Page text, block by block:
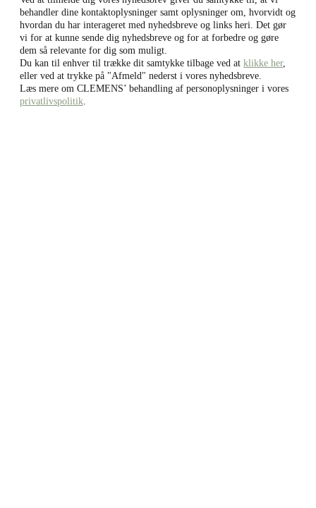
behandler dine kontaktoplysninger samt oplysninger om, hvorvidt og
hvordan du har interageret med nyhedsbreve og links heri. Det gør
vi for at kunne sende dig nyhedsbreve og for at forbedre og gøre
dem så relevante for dig som muligt.
Du kan til enhver til trække dit samtykke tilbage ved at klikke her,
eller ved at trykke på "Afmeld" nederst i vores nyhedsbreve.
Læs mere om CLEMENS’ behandling af personoplysninger i vores
privatlivspolitik.